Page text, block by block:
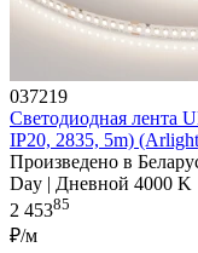
037219
Светодиодная лента
IP20, 2835, 5m)
Произведено в
Day | Дневной 4000 K
2 45385
₽/м